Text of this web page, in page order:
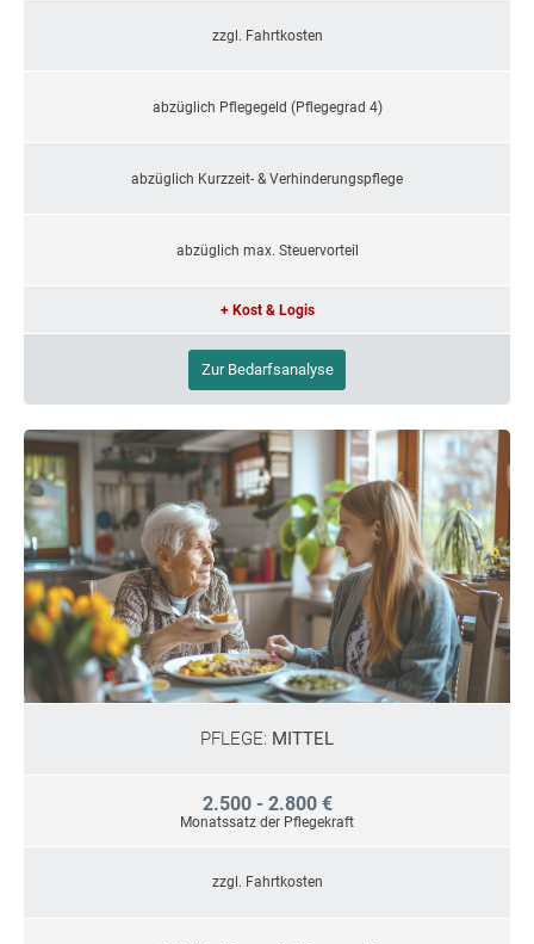
zzgl. Fahrtkosten
abzüglich Pflegegeld (Pflegegrad 4)
abzüglich Kurzzeit- & Verhinderungspflege
abzüglich max. Steuervorteil
+ Kost & Logis
Zur Bedarfsanalyse
PFLEGE: MITTEL
2.500 - 2.800 €
Monatssatz der Pflegekraft
zzgl. Fahrtkosten